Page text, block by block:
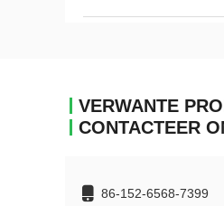
CONTACTEER
86-152-6568-7399